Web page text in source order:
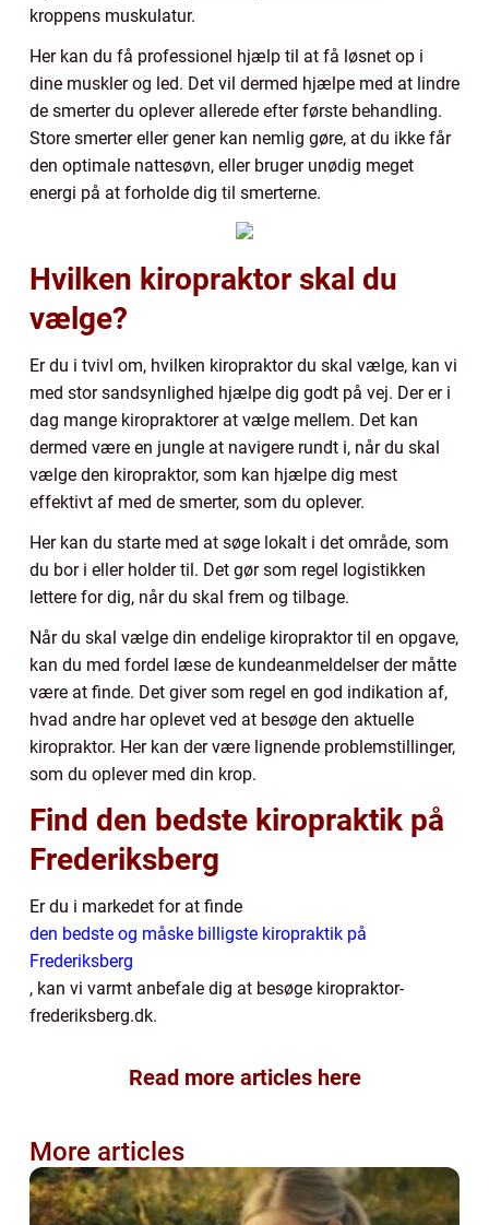
kroppens muskulatur.
Her kan du få professionel hjælp til at få løsnet op i
dine muskler og led. Det vil dermed hjælpe med at lindre
de smerter du oplever allerede efter første behandling.
Store smerter eller gener kan nemlig gøre, at du ikke får
den optimale nattesøvn, eller bruger unødig meget
energi på at forholde dig til smerterne.
Hvilken kiropraktor skal du
vælge?
Er du i tvivl om, hvilken kiropraktor du skal vælge, kan vi
med stor sandsynlighed hjælpe dig godt på vej. Der er i
dag mange kiropraktorer at vælge mellem. Det kan
dermed være en jungle at navigere rundt i, når du skal
vælge den kiropraktor, som kan hjælpe dig mest
effektivt af med de smerter, som du oplever.
Her kan du starte med at søge lokalt i det område, som
du bor i eller holder til. Det gør som regel logistikken
lettere for dig, når du skal frem og tilbage.
Når du skal vælge din endelige kiropraktor til en opgave,
kan du med fordel læse de kundeanmeldelser der måtte
være at finde. Det giver som regel en god indikation af,
hvad andre har oplevet ved at besøge den aktuelle
kiropraktor. Her kan der være lignende problemstillinger,
som du oplever med din krop.
Find den bedste kiropraktik på
Frederiksberg
Er du i markedet for at finde
den bedste og måske billigste kiropraktik på
Frederiksberg
, kan vi varmt anbefale dig at besøge kiropraktor-
frederiksberg.dk.
Read more articles here
More articles